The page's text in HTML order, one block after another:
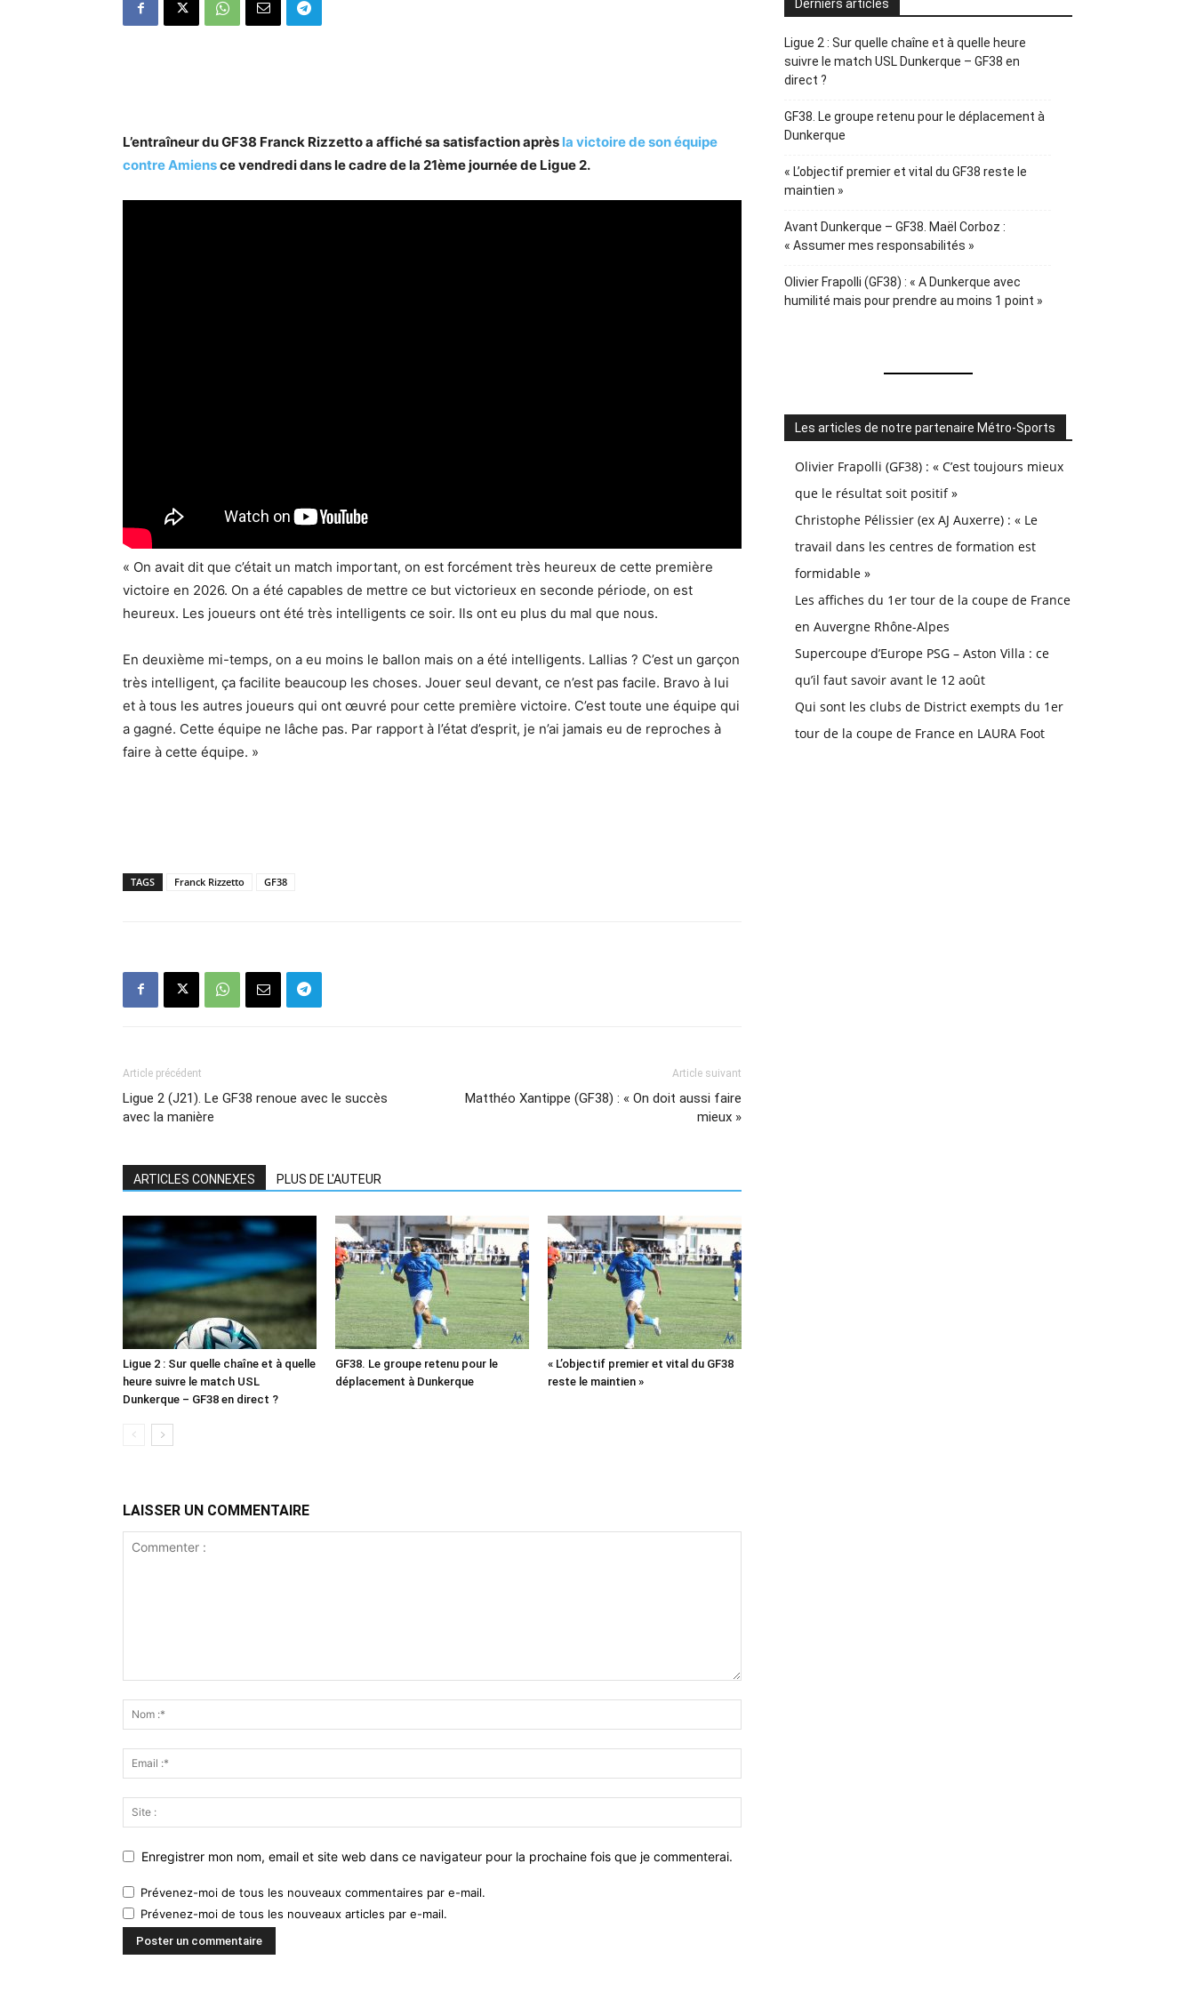
L’entraîneur du GF38 Franck Rizzetto a affiché sa satisfaction après la victoire de son équipe
contre Amiensce vendredi dans le cadre de la 21ème journée de Ligue 2.
« On avait dit que c’était un match important, on est forcément très heureux de cette première
victoire en 2026. On a été capables de mettre ce but victorieux en seconde période, on est
heureux. Les joueurs ont été très intelligents ce soir. Ils ont eu plus du mal que nous.
En deuxième mi-temps, on a eu moins le ballon mais on a été intelligents. Lallias ? C’est un garçon
très intelligent, ça facilite beaucoup les choses. Jouer seul devant, ce n’est pas facile. Bravo à lui
et à tous les autres joueurs qui ont œuvré pour cette première victoire. C’est toute une équipe qui
a gagné. Cette équipe ne lâche pas. Par rapport à l’état d’esprit, je n’ai jamais eu de reproches à
faire à cette équipe. »
TAGS Franck Rizzetto GF38
Article précédent
Ligue 2 (J21). Le GF38 renoue avec le succès
avec la manière
Article suivant
Matthéo Xantippe (GF38) : « On doit aussi faire
mieux »
ARTICLES CONNEXES PLUS DE L'AUTEUR
Ligue 2 : Sur quelle chaîne et à quelle
heure suivre le match USL
Dunkerque – GF38 en direct ?
GF38. Le groupe retenu pour le
déplacement à Dunkerque
« L’objectif premier et vital du GF38
reste le maintien »
LAISSER UN COMMENTAIRE
Enregistrer mon nom, email et site web dans ce navigateur pour la prochaine fois que je commenterai.
Prévenez-moi de tous les nouveaux commentaires par e-mail.
Prévenez-moi de tous les nouveaux articles par e-mail.
Derniers articles
Ligue 2 : Sur quelle chaîne et à quelle heure
suivre le match USL Dunkerque – GF38 en
direct ?
GF38. Le groupe retenu pour le déplacement à
Dunkerque
« L’objectif premier et vital du GF38 reste le
maintien »
Avant Dunkerque – GF38. Maël Corboz :
« Assumer mes responsabilités »
Olivier Frapolli (GF38) : « A Dunkerque avec
humilité mais pour prendre au moins 1 point »
Les articles de notre partenaire Métro-Sports
Olivier Frapolli (GF38) : « C’est toujours mieux
que le résultat soit positif »
Christophe Pélissier (ex AJ Auxerre) : « Le
travail dans les centres de formation est
formidable »
Les affiches du 1er tour de la coupe de France
en Auvergne Rhône-Alpes
Supercoupe d’Europe PSG – Aston Villa : ce
qu’il faut savoir avant le 12 août
Qui sont les clubs de District exempts du 1er
tour de la coupe de France en LAURA Foot